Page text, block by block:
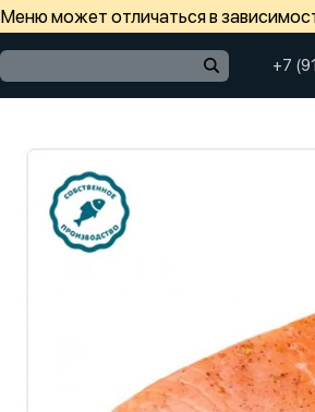
Меню может отличаться в
+7